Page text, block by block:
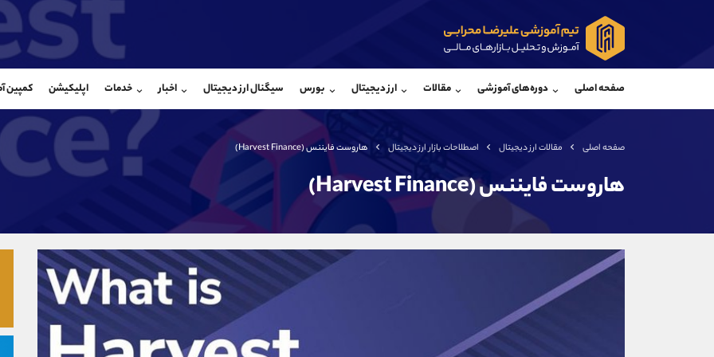
صفحه اصلی دوره‌های آموزشی مقالات ارز دیجیتال بورس سیگنال ارز دیجیتال اخبار خدمات اپلیکیشن کمپین
صفحه اصلی مقالات ارز دیجیتال اصطلاحات بازار ارز دیجیتال هاروست فایننس (Harvest Finance)
هاروست فایننس (Harvest Finance)
@Armteam_admin_33
شروع گفتگو
تلگرام @Armteam_admin_103
103
واتساپ شروع
تلگرام
(دفتر فروش)
تلفن
بدون پیش شماره
اینستاگرام